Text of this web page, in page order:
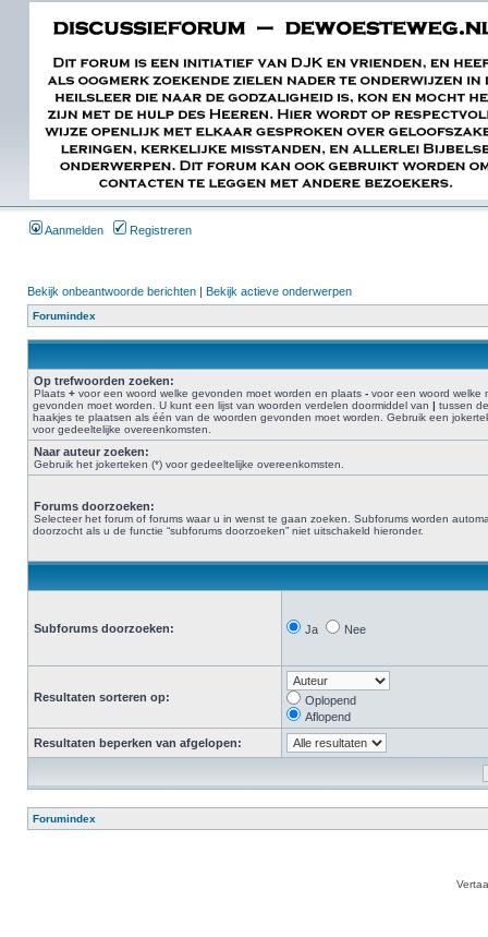
Aanmelden Registreren
Bekijk onbeantwoorde berichten | Bekijk actieve onderwerpen
Forumindex
Op trefwoorden zoeken:
Plaats + voor een woord welke gevonden moet worden en plaats - voor een woord welke
gevonden moet worden. U kunt een lijst van woorden verdelen doormiddel van | tussen de
haakjes te plaatsen als één van de woorden gevonden moet worden. Gebruik een
voor gedeeltelijke overeenkomsten.
Naar auteur zoeken:
Gebruik het jokerteken (*) voor gedeeltelijke overeenkomsten.
Forums doorzoeken:
Selecteer het forum of forums waar u in wenst te gaan zoeken. Subforums worden
doorzocht als u de functie “subforums doorzoeken” niet uitschakeld hieronder.
Subforums doorzoeken: Ja Nee
Resultaten sorteren op:
Oplopend
Aflopend
Resultaten beperken van afgelopen:
Forumindex